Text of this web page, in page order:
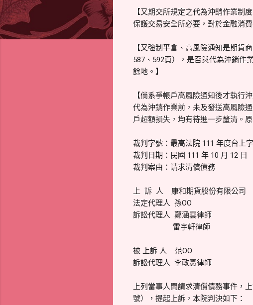
【又期交所規定之代為沖銷作業制
保護交易安全所必要，對於金融消
【又強制平倉、高風險通知是期貨
587、592頁），是否與代為沖銷作
餘地。】
【倘系爭帳戶高風險通知後才執行
代為沖銷作業前，未及發送高風險
戶超額損失，均有待進一步釐清。
裁判字號：最高法院 111 年度台上
裁判日期：民國 111 年 10 月 12 日
裁判案由：請求清償債務
上 訴 人 康和期貨股份有限公司
法定代理人 孫OO
訴訟代理人 鄭涵雲律師
雷宇軒律師
被 上訴 人 范OO
訴訟代理人 李政憲律師
上列當事人間請求清償債務事件，
號），提起上訴，本院判決如下：